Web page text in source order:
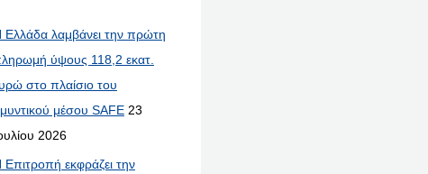
Ελλάδα λαμβάνει την πρώτη
ύψους 118,2 εκατ.
στο πλαίσιο του
μέσου SAFE 23
2026
Επιτροπή εκφράζει την